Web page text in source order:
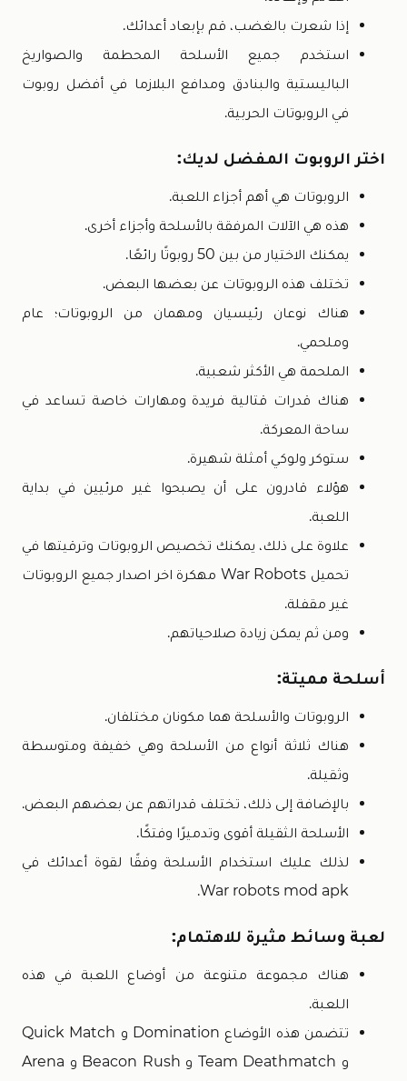
إذا شعرت بالغضب، قم بإبعاد أعدائك.
استخدم جميع الأسلحة المحطمة والصواريخ
الباليستية والبنادق ومدافع البلازما في أفضل روبوت
في الروبوتات الحربية.
اختر الروبوت المفضل لديك:
الروبوتات هي أهم أجزاء اللعبة.
هذه هي الآلات المرفقة بالأسلحة وأجزاء أخرى.
يمكنك الاختيار من بين 50 روبوتًا رائعًا.
تختلف هذه الروبوتات عن بعضها البعض.
هناك نوعان رئيسيان ومهمان من الروبوتات؛ عام
وملحمي.
الملحمة هي الأكثر شعبية.
هناك قدرات قتالية فريدة ومهارات خاصة تساعد في
ساحة المعركة.
ستوكر ولوكي أمثلة شهيرة.
هؤلاء قادرون على أن يصبحوا غير مرئيين في بداية
اللعبة.
علاوة على ذلك، يمكنك تخصيص الروبوتات وترقيتها في
تحميل War Robots مهكرة اخر اصدار جميع الروبوتات
غير مقفلة.
ومن ثم يمكن زيادة صلاحياتهم.
أسلحة مميتة:
الروبوتات والأسلحة هما مكونان مختلفان.
هناك ثلاثة أنواع من الأسلحة وهي خفيفة ومتوسطة
وثقيلة.
بالإضافة إلى ذلك، تختلف قدراتهم عن بعضهم البعض.
الأسلحة الثقيلة أقوى وتدميرًا وفتكًا.
لذلك عليك استخدام الأسلحة وفقًا لقوة أعدائك في
War robots mod apk.
لعبة وسائط مثيرة للاهتمام:
هناك مجموعة متنوعة من أوضاع اللعبة في هذه
اللعبة.
تتضمن هذه الأوضاع Domination و Quick Match
و Team Deathmatch و Beacon Rush و Arena